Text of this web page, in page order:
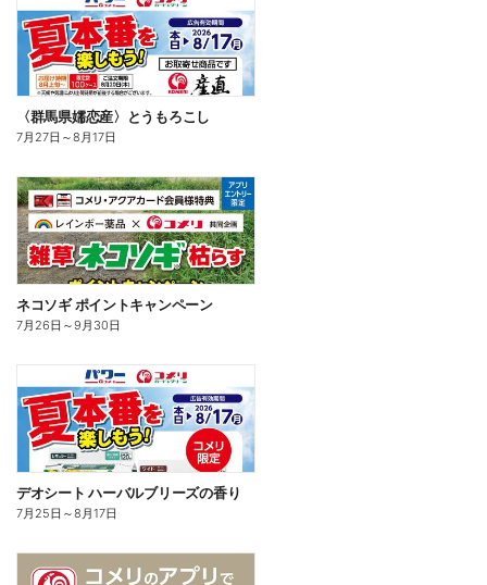
〈群馬県嬬恋産〉とうもろこし
7月27日 ～8月17日
ネコソギ ポイントキャンペーン
7月26日 ～9月30日
デオシート ハーバルブリーズの香り
7月25日 ～8月17日